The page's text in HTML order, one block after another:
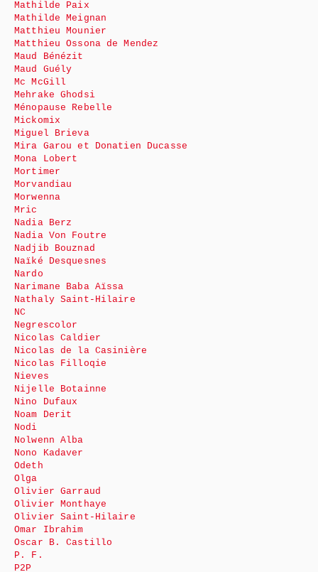
Mathilde Paix
Mathilde Meignan
Matthieu Mounier
Matthieu Ossona de Mendez
Maud Bénézit
Maud Guély
Mc McGill
Mehrake Ghodsi
Ménopause Rebelle
Mickomix
Miguel Brieva
Mira Garou et Donatien Ducasse
Mona Lobert
Mortimer
Morvandiau
Morwenna
Mric
Nadia Berz
Nadia Von Foutre
Nadjib Bouznad
Naïké Desquesnes
Nardo
Narimane Baba Aïssa
Nathaly Saint-Hilaire
NC
Negrescolor
Nicolas Caldier
Nicolas de la Casinière
Nicolas Filloqie
Nieves
Nijelle Botainne
Nino Dufaux
Noam Derit
Nodi
Nolwenn Alba
Nono Kadaver
Odeth
Olga
Olivier Garraud
Olivier Monthaye
Olivier Saint-Hilaire
Omar Ibrahim
Oscar B. Castillo
P. F.
P2P